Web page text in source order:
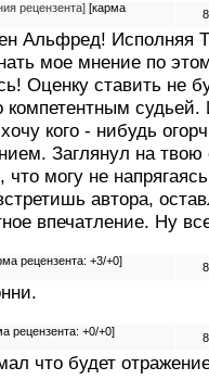
рецензента] [карма
Альфред! Исполняя
мое мнение по
Оценку ставить не
компетентным
кого - нибудь
Заглянул на твою
что могу не
автора,
впечатление. Ну
рецензента: +3/+0]
рецензента: +0/+0]
что будет